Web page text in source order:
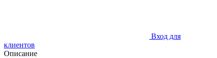
Вход для
клиентов
Описание